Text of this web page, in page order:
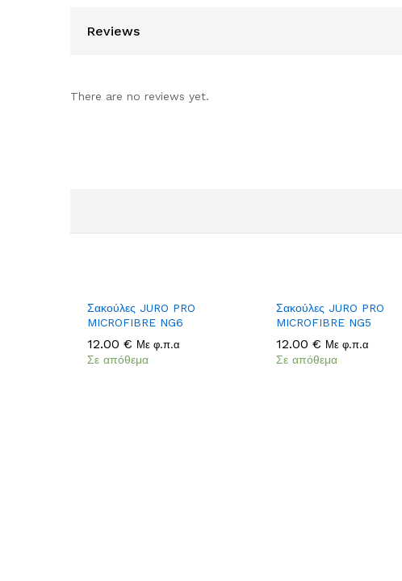
Reviews
There are no reviews yet.
Add
to
Σακούλες JURO PRO
MICROFIBRE NG6
12.00 € Με φ.π.α
Σε απόθεμα
12.00 €
Add
to
Σακούλες JURO PRO
MICROFIBRE NG5
12.00 € Με φ.π.α
Σε απόθεμα
12.00 €